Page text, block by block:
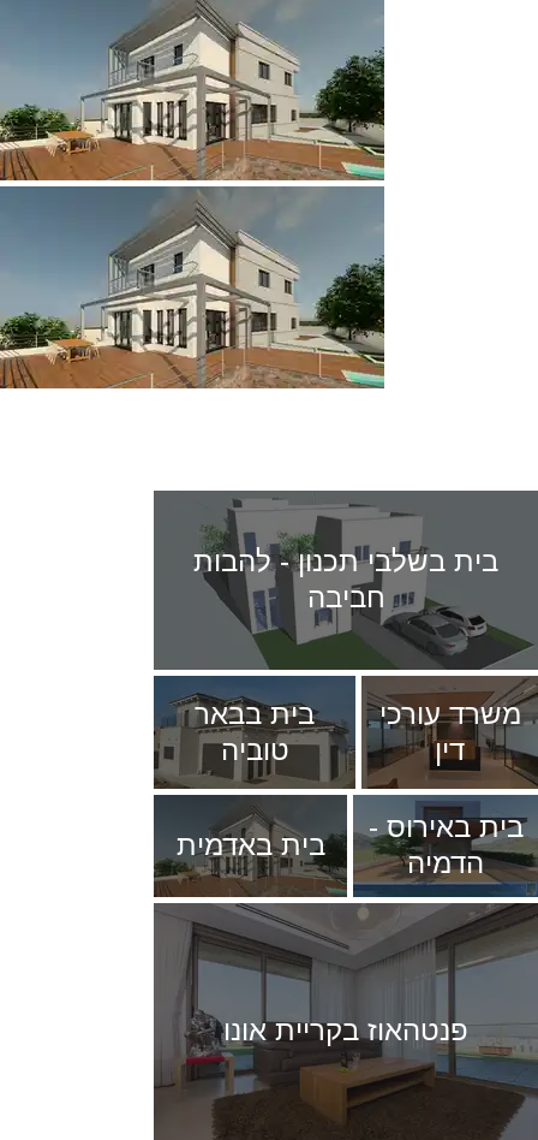
בית בשלבי תכנון - להבות
חביבה
משרד עורכי
דין
בית בבאר
טוביה
בית באירוס -
הדמיה
בית באדמית
פנטהאוז בקריית אונו